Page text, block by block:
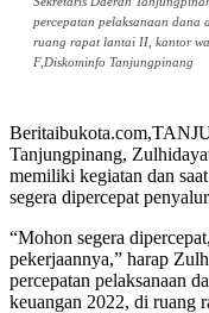
percepatan pelaksanaan dana
ruang rapat lantai II, kantor
F,Diskominfo Tanjungpinang
Tanjungpinang,
memiliki kegiatan dan
segera dipercepat
“Mohon segera
pekerjaannya,” harap
percepatan pelaksanaan
keuangan 2022, di ruang